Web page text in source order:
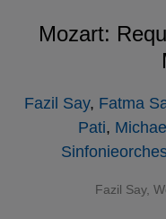
Mozart:
Fazil Say, Fatma
Pati,
Fazil Say,